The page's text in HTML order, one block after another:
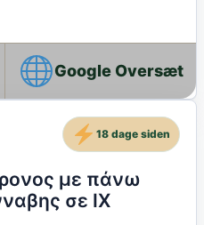
Google Oversæt
με πάνω
σε ΙΧ
18 dage siden